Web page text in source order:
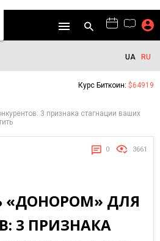
UA RU
Курс Биткоин: $64919
3 признака стагнации ваших
0 3661
«ДОНОРОМ» ДЛЯ
3 ПРИЗНАКА